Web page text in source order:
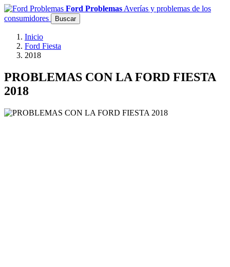
Ford Problemas Averías y problemas de los
consumidores
Buscar
Inicio
Ford Fiesta
2018
PROBLEMAS CON LA FORD FIESTA
2018